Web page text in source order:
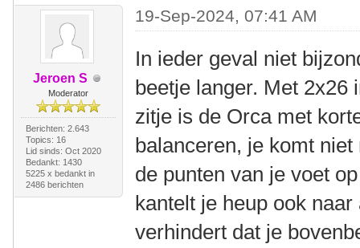
Jeroen S
Moderator
Berichten: 2.643
Topics: 16
Lid sinds: Oct 2020
Bedankt: 1430
5225 x bedankt in
2486 berichten
19-Sep-2024, 07:41 AM
In ieder geval niet
beetje langer. Met 2x26
zitje is de Orca met
balanceren, je komt
de punten van je voet
kantelt je heup ook
verhindert dat je